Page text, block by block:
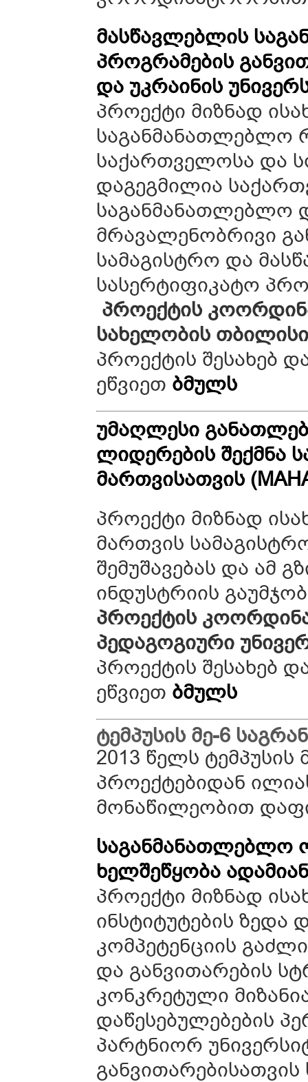
მასწავლებლის
პროგრამების
და უკრაინის
პროექტი მიზნად
საგანმანათლებლო
საქართველოსა და
დაგეგმილია
საგანმანათლებლო
მრავალენობრივი
სამაგისტრო და
სასერტიფიკატო
პროექტის
სახელობის
პროექტის შესახებ
ეწვიეთ ბმულს
უმაღლესი
ლიდერების შექმნა
მართვისათვის
პროექტი მიზნად
მართვის
შემუშავებას და ამ
ინდუსტრიის
პროექტის
პედაგოგიური
პროექტის შესახებ
ეწვიეთ ბმულს
ტემპუსის მე-6
2013 წელს
პროექტებიდან
მონაწილეობით
საგანმანათლებლო
ხელშეწყობა
პროექტი მიზნად
ინსტიტუტების
კომპეტენციის
და განვითარების
კონკრეტული
დაწესებულებების
პარტნიორ